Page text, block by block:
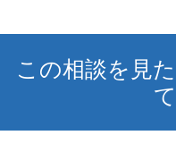
この相談を見